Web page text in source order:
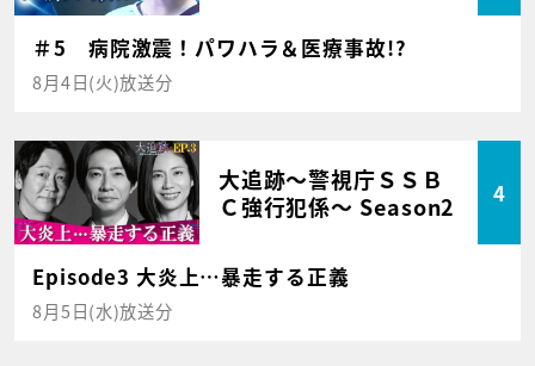
＃5 病院激震！パワハラ＆医療事故!?
8月4日(火)放送分
大追跡～警視庁ＳＳＢ
Ｃ強行犯係～ Season2
4
Episode3 大炎上…暴走する正義
8月5日(水)放送分